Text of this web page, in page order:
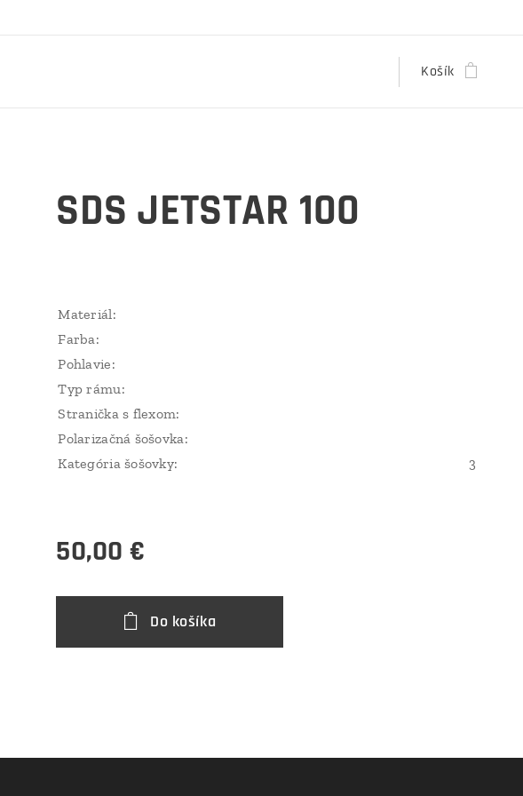
Košík
SDS JETSTAR 100
Materiál:
Farba:
Pohlavie:
Typ rámu:
Stranička s flexom:
Polarizačná šošovka:
Kategória šošovky:
3
50,00 €
Do košíka